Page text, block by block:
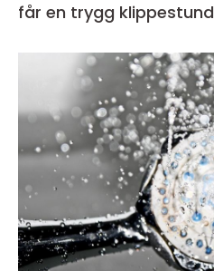
får en trygg klippestund